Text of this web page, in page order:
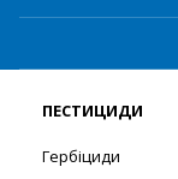
ПЕСТИЦИДИ
Гербіциди